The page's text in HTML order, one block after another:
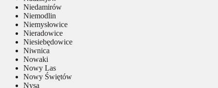
Niedamirów
Niemodlin
Niemysłowice
Nieradowice
Niesiebędowice
Niwnica
Nowaki
Nowy Las
Nowy Świętów
Nysa